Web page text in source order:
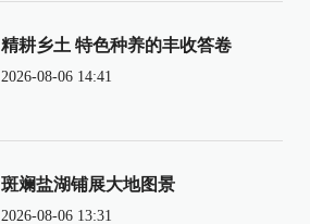
精耕乡土 特色种养的丰收答卷
2026-08-06 14:41
斑斓盐湖铺展大地图景
2026-08-06 13:31